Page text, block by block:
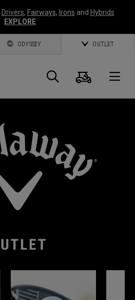
Drivers, Fairways, Irons and Hybrids
EXPLORE
ODYSSEY OUTLET
Suche